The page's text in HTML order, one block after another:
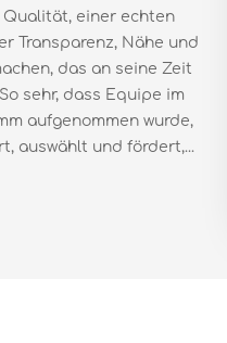
Qualität, einer echten
Transparenz, Nähe und
das an seine Zeit
sehr, dass Equipe im
aufgenommen wurde,
auswählt und fördert,...